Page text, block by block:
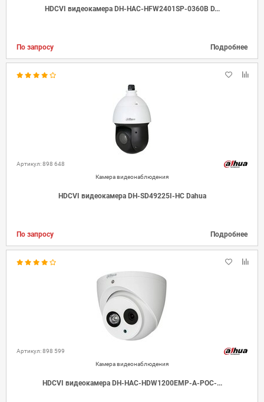
HDCVI видеокамера DH-HAC-HFW2401SP-0360B D...
По запросу Подробнее
Артикул: 898 648
Камера видеонаблюдения
HDCVI видеокамера DH-SD49225I-HC Dahua
По запросу Подробнее
Артикул: 898 599
Камера видеонаблюдения
HDCVI видеокамера DH-HAC-HDW1200EMP-A-POC-...